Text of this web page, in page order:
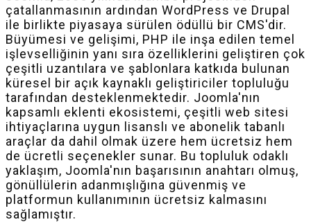
çatallanmasının ardından WordPress ve Drupal
ile birlikte piyasaya sürülen ödüllü bir CMS'dir.
Büyümesi ve gelişimi, PHP ile inşa edilen temel
işlevselliğinin yanı sıra özelliklerini geliştiren çok
çeşitli uzantılara ve şablonlara katkıda bulunan
küresel bir açık kaynaklı geliştiriciler topluluğu
tarafından desteklenmektedir. Joomla'nın
kapsamlı eklenti ekosistemi, çeşitli web sitesi
ihtiyaçlarına uygun lisanslı ve abonelik tabanlı
araçlar da dahil olmak üzere hem ücretsiz hem
de ücretli seçenekler sunar. Bu topluluk odaklı
yaklaşım, Joomla'nın başarısının anahtarı olmuş,
gönüllülerin adanmışlığına güvenmiş ve
platformun kullanımının ücretsiz kalmasını
sağlamıştır.